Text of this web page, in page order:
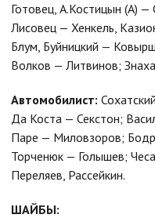
Готовец, А.Костицын (А)
Лисовец — Хенкель,
Блум, Буйницкий —
Волков — Литвинов;
Автомобилист:
Да Коста — Секстон;
Паре — Миловзоров;
Торченюк — Голышев;
Переляев, Рассейкин.
ШАЙБЫ: